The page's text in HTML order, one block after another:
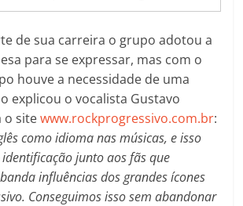
de sua carreira o grupo adotou a
para se expressar, mas com o
houve a necessidade de uma
explicou o vocalista Gustavo
o sitewww.rockprogressivo.com.br:
como idioma nas músicas, e isso
junto aos fãs que
influências dos grandes ícones
Conseguimos isso sem abandonar